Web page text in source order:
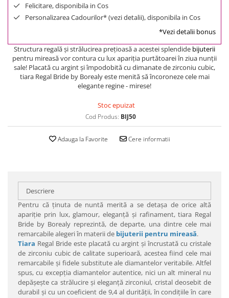
Felicitare, disponibila in Cos
Personalizarea Cadourilor* (vezi detalii), disponibila in Cos
*Vezi detalii bonus
Structura regală şi strălucirea preţioasă a acestei splendide bijuterii
pentru mireasă vor contura cu lux apariţia purtătoarei în ziua nunţii
sale! Placată cu argint şi împodobită cu dimanate de zirconiu cubic,
tiara Regal Bride by Borealy este menită să încoroneze cele mai
elegante regine - mirese!
Stoc epuizat
Cod Produs: BIJ50
Adauga la Favorite Cere informatii
Descriere
Pentru că ţinuta de nuntă merită a se detaşa de orice altă
apariţie prin lux, glamour, eleganţă şi rafinament, tiara Regal
Bride by Borealy reprezintă, de departe, una dintre cele mai
remarcabile alegeri în materii de bijuterii pentru mireasă.
Tiara Regal Bride este placată cu argint şi încrustată cu cristale
de zirconiu cubic de calitate superioară, acestea fiind cele mai
remarcabile şi fidele substitute ale diamantelor veritabile. Altfel
spus, cu excepţia diamantelor autentice, nici un alt mineral nu
depăşeşte ca strălucire şi eleganţă zirconiul, cristal deosebit de
durabil şi cu un coeficient de 9,4 al durităţii, în condiţiile în care